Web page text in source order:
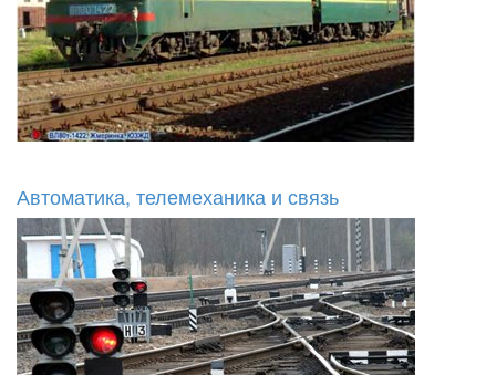
Автоматика, телемеханика и связь